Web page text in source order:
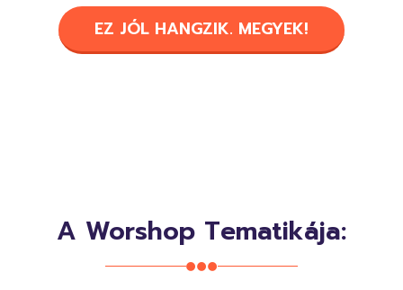
EZ JÓL HANGZIK. MEGYEK!
A Worshop Tematikája: